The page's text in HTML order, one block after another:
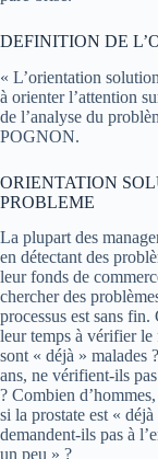
DEFINITION DE
« L’orientation
à orienter l’attention
de l’analyse du
POGNON.
ORIENTATION
PROBLEME
La plupart des
en détectant des
leur fonds de
chercher des
processus est sans
leur temps à vérifier
sont « déjà » malades
ans, ne vérifient-ils
? Combien
si la prostate est «
demandent-ils pas à
un peu » ?